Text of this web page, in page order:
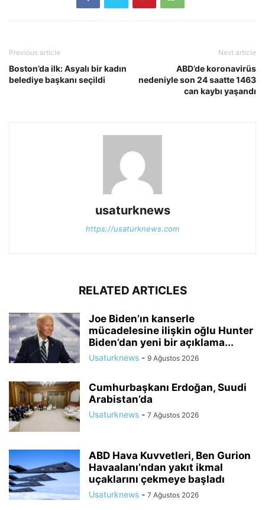
Previous article
Boston’da ilk: Asyalı bir kadın
belediye başkanı seçildi
Next article
ABD’de koronavirüs
nedeniyle son 24 saatte 1463
can kaybı yaşandı
usaturknews
https://usaturknews.com
RELATED ARTICLES
Joe Biden’ın kanserle
mücadelesine ilişkin oğlu Hunter
Biden’dan yeni bir açıklama...
Usaturknews - 9 Ağustos 2026
Cumhurbaşkanı Erdoğan, Suudi
Arabistan’da
Usaturknews - 7 Ağustos 2026
ABD Hava Kuvvetleri, Ben Gurion
Havaalanı’ndan yakıt ikmal
uçaklarını çekmeye başladı
Usaturknews - 7 Ağustos 2026